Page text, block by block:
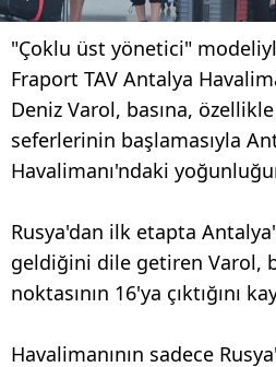
"Çoklu üst yönetici"
Fraport TAV Antalya
Deniz Varol, basına,
seferlerinin başlamasıyla
Havalimanı'ndaki
Rusya'dan ilk etapta
geldiğini dile getiren Varol,
noktasının 16'ya çıktığını
Havalimanının sadece